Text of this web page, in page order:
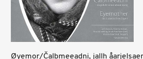
Øyemor/Čalbmeeadni, jallh